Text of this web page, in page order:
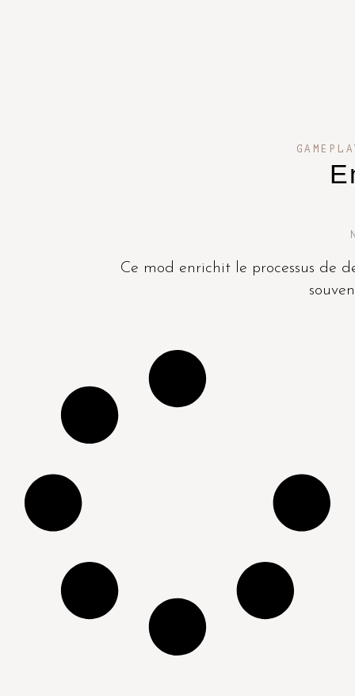
Ce mod enrichit le processus de